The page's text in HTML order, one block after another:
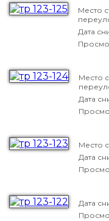
Место
Дата
Место
Дата
Место
Дата
Дата